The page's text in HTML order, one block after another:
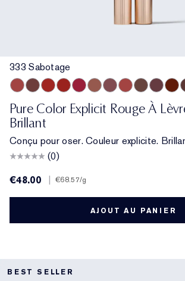
333 Sabotage
915 Score to Settle
903 Wrong Number
119 Out of Time
940 Without
902 Call 555
321
Pure Color Explicit Rouge À
Brillant
Conçu pour oser. Couleur explicite.
(0)
€48.00
€68.57/g
AJOUT AU PANIER
BEST SELLER